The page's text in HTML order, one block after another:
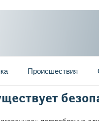
Происшествия